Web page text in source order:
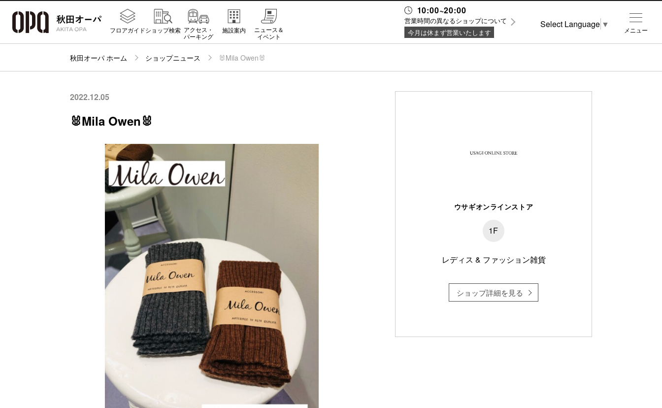
10:00~20:00
営業時間の異なるショップについて
今月は休まず営業いたします
フロアガイドショップ検索 アクセス・
パーキング
施設案内
ニュース＆
イベント
秋田オーパ ホーム ショップニュース 🐰Mila Owen🐰
2022.12.05
🐰Mila Owen🐰
ウサギオンラインストア
1F
レディス & ファッション雑貨
ショップ詳細を見る
メニュー
Select Language ▼